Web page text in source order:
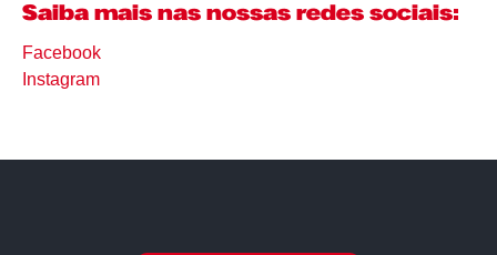
Saiba mais nas nossas redes sociais:
Facebook
Instagram